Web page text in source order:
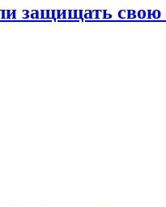
защищать